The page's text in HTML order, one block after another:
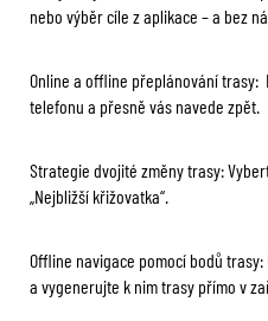
nebo výběr cíle z aplikace – a bez
Online a offline přeplánování trasy:
telefonu a přesně vás navede zpět.
Strategie dvojité změny trasy:
„Nejbližší křižovatka“.
Offline navigace pomocí bodů
a vygenerujte k nim trasy přímo v